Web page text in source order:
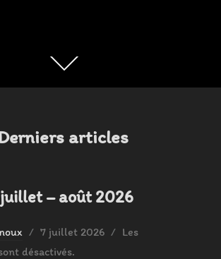
Descendre
au
articles
– août 2026
Publié
le
7 juillet 2026
Les
désactivés.